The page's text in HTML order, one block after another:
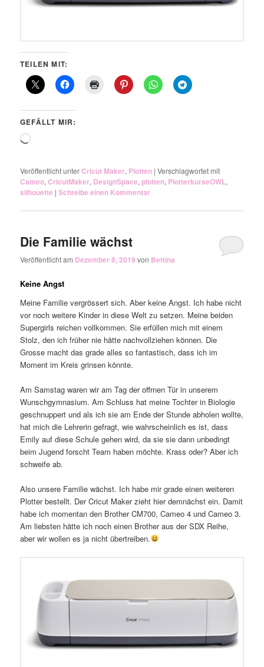
TEILEN MIT:
GEFÄLLT MIR:
Wird
Veröffentlicht unterCricut Maker, Plotten |Verschlagwortet mit
Cameo,CricutMaker, DesignSpace,plotten, PlotterkurseOWL,
silhouette |Schreibe einen Kommentar
Die Familie wächst
Veröffentlicht am Dezember 8, 2019 von Bettina
Keine Angst
Meine Familie vergrössert sich. Aber keine Angst. Ich habe nicht
vor noch weitere Kinder in diese Welt zu setzen. Meine beiden
Supergirls reichen vollkommen. Sie erfüllen mich mit einem
Stolz, den ich früher nie hätte nachvollziehen können. Die
Grosse macht das grade alles so fantastisch, dass ich im
Moment im Kreis grinsen könnte.
Am Samstag waren wir am Tag der offrnen Tür in unserem
Wunschgymnasium. Am Schluss hat meine Tochter in Biologie
geschnuppert und als ich sie am Ende der Stunde abholen wollte,
hat mich die Lehrerin gefragt, wie wahrscheinlich es ist, dass
Emily auf diese Schule gehen wird, da sie sie dann unbedingt
beim Jugend forscht Team haben möchte. Krass oder? Aber ich
schweife ab.
Also unsere Familie wächst. Ich habe mir grade einen weiteren
Plotter bestellt. Der Cricut Maker zieht hier demnächst ein. Damit
habe ich momentan den Brother CM700, Cameo 4 und Cameo 3.
Am liebsten hätte ich noch einen Brother aus der SDX Reihe,
aber wir wollen es ja nicht übertreiben.